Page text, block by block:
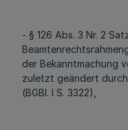
- § 126 Abs. 3 Nr. 2
der Bekanntmachung
zuletzt geändert
(BGBl. I S. 3322),